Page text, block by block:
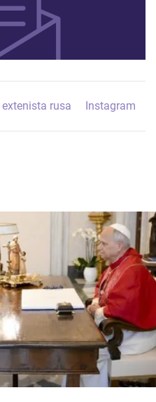
extenista rusa Instagram